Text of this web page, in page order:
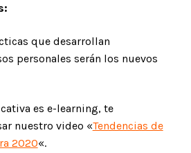
que desarrollan
personales serán los nuevos
es e-learning, te
nuestro video «Tendencias de
2020«.